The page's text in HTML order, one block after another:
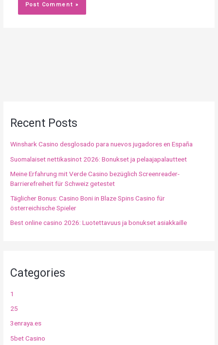
Recent Posts
Winshark Casino desglosado para nuevos jugadores en España
Suomalaiset nettikasinot 2026: Bonukset ja pelaajapalautteet
Meine Erfahrung mit Verde Casino bezüglich Screenreader-
Barrierefreiheit für Schweiz getestet
Täglicher Bonus: Casino Boni in Blaze Spins Casino für
österreichische Spieler
Best online casino 2026: Luotettavuus ja bonukset asiakkaille
Categories
1
25
3enraya.es
5bet Casino